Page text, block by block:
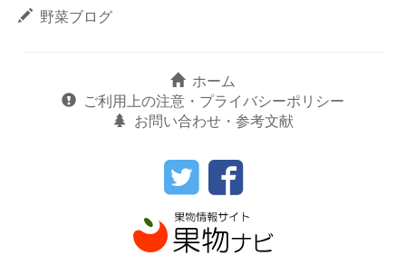
野菜ブログ
ホーム
ご利用上の注意・プライバシーポリシー
お問い合わせ・参考文献